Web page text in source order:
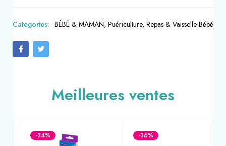
Categories: BÉBÉ & MAMAN, Puériculture, Repas & Vaisselle Bébé
Meilleures ventes
-34% -36%